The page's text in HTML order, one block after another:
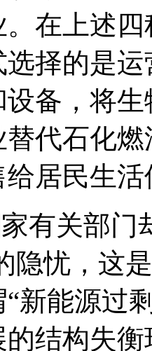
在上述
择的是
备，将
代石化
给居民生
有关部门
隐忧，这
新能源过
结构失